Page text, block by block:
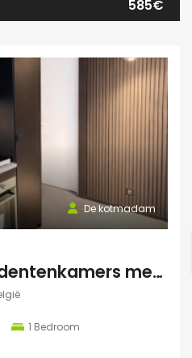
585€
De kotmadam
3 nieuwbouw studentenkamers met eigen sanitair
1 Bedroom